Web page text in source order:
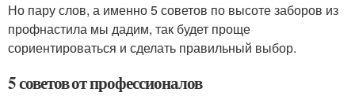
Но пару слов, а именно 5 советов по высоте заборов из
профнастила мы дадим, так будет проще
сориентироваться и сделать правильный выбор.
5 советов от профессионалов